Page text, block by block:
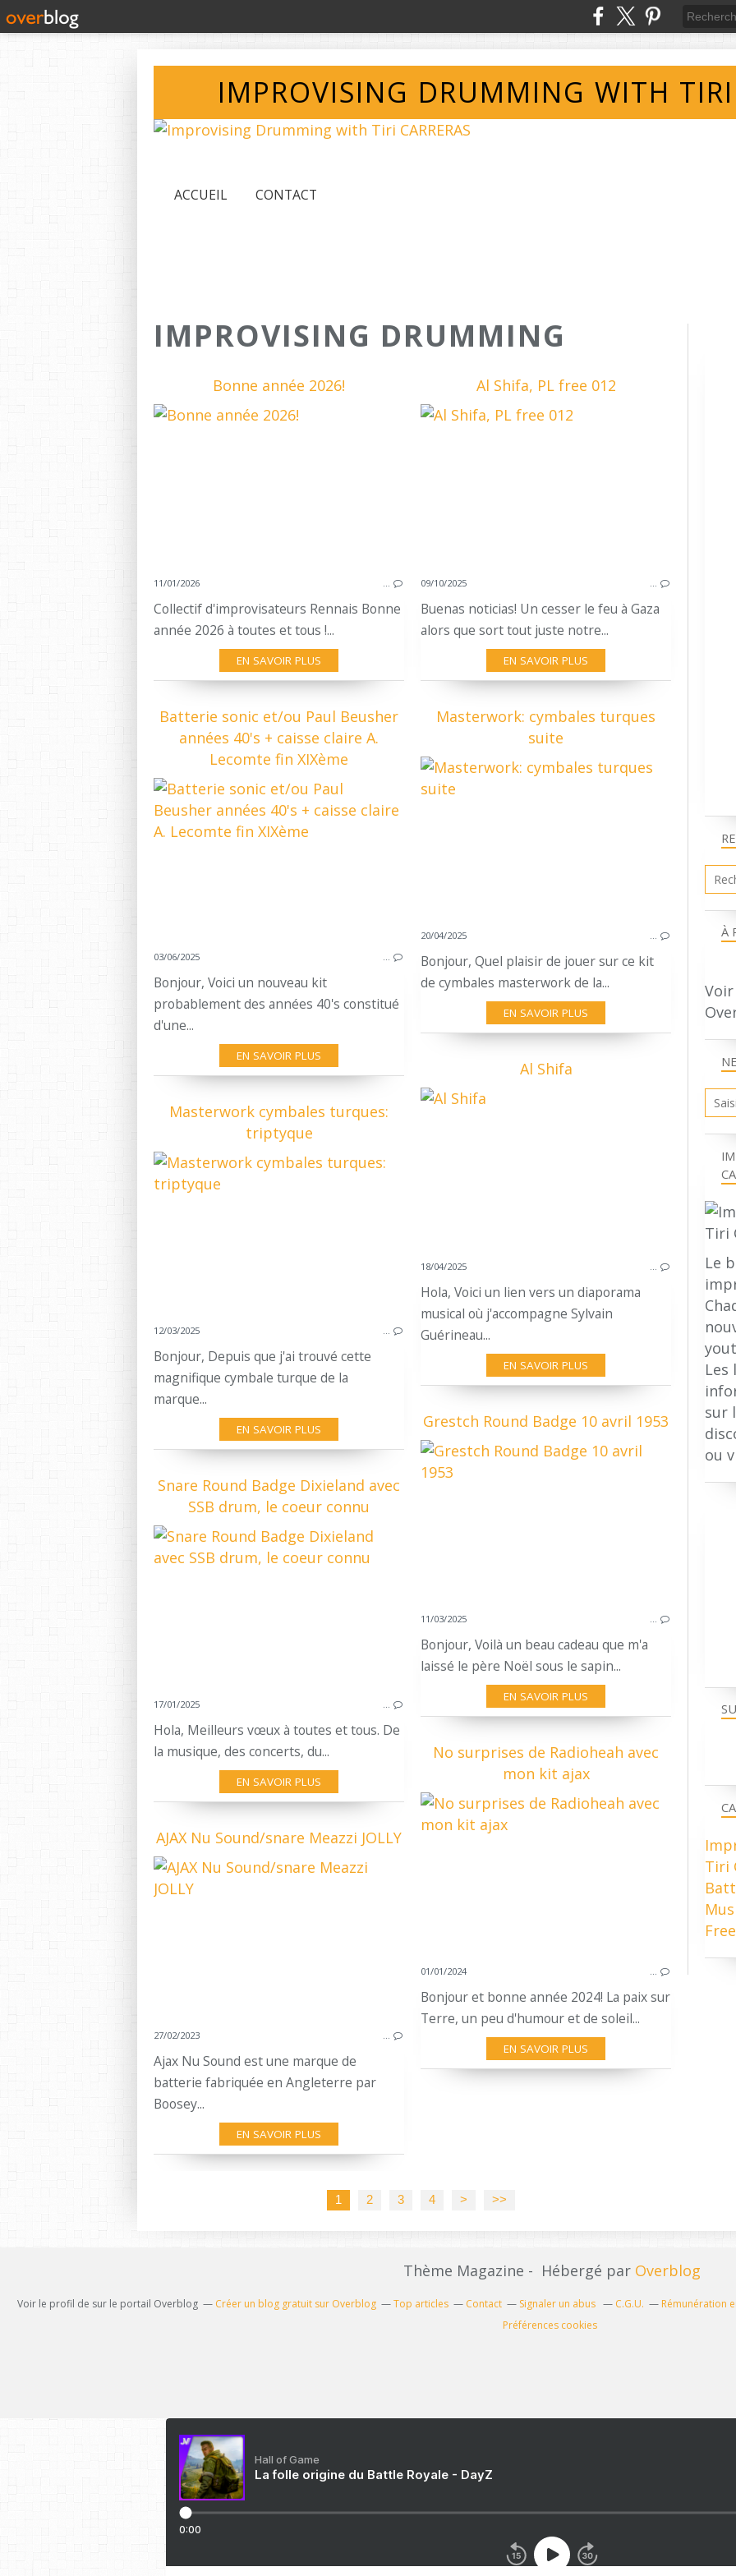
IMPROVISING DRUMMING WITH TIRI
ACCUEIL CONTACT
IMPROVISING DRUMMING
Bonne année 2026!
T.H.B 22.1.5
11/01/2026 …
Collectif d'improvisateurs Rennais Bonne
année 2026 à toutes et tous !...
EN SAVOIR PLUS
Al Shifa, PL free 012
09/10/2025 …
Buenas noticias! Un cesser le feu à Gaza
alors que sort tout juste notre...
EN SAVOIR PLUS
Batterie sonic et/ou Paul Beusher
années 40's + caisse claire A.
Lecomte fin XIXème
03/06/2025 …
Bonjour, Voici un nouveau kit
probablement des années 40's constitué
d'une...
EN SAVOIR PLUS
Masterwork: cymbales turques
suite
20/04/2025 …
Bonjour, Quel plaisir de jouer sur ce kit
de cymbales masterwork de la...
EN SAVOIR PLUS
Al Shifa
18/04/2025 …
Hola, Voici un lien vers un diaporama
musical où j'accompagne Sylvain
Guérineau...
EN SAVOIR PLUS
Masterwork cymbales turques:
triptyque
12/03/2025 …
Bonjour, Depuis que j'ai trouvé cette
magnifique cymbale turque de la
marque...
EN SAVOIR PLUS Grestch Round Badge 10 avril 1953
11/03/2025 …
Bonjour, Voilà un beau cadeau que m'a
laissé le père Noël sous le sapin...
EN SAVOIR PLUS
Snare Round Badge Dixieland avec
SSB drum, le coeur connu
TIRI CARRERAS
IMPROVISING DRUMMING
17/01/2025 …
Hola, Meilleurs vœux à toutes et tous. De
la musique, des concerts, du...
EN SAVOIR PLUS
No surprises de Radioheah avec
mon kit ajax
01/01/2024 …
Bonjour et bonne année 2024! La paix sur
Terre, un peu d'humour et de soleil...
EN SAVOIR PLUS
AJAX Nu Sound/snare Meazzi JOLLY
MEAZZI JOLLY
ISTANBUL AGOP XIST DARK
VINTAGE DRUMS
27/02/2023 …
Ajax Nu Sound est une marque de
batterie fabriquée en Angleterre par
Boosey...
EN SAVOIR PLUS
1 2 3 4 > >>
Le
Les
sur
ou
À
Tiri
Thème Magazine - Hébergé par Overblog
Voir le profil de sur le portail Overblog Créer un blog gratuit sur Overblog Top articles Contact Signaler un abus C.G.U. Rémunération
Préférences cookies
Hall of Game
La folle origine du Battle Royale - DayZ
0:00